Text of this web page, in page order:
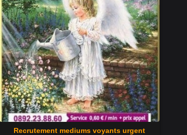
Recrutement mediums voyants urgent